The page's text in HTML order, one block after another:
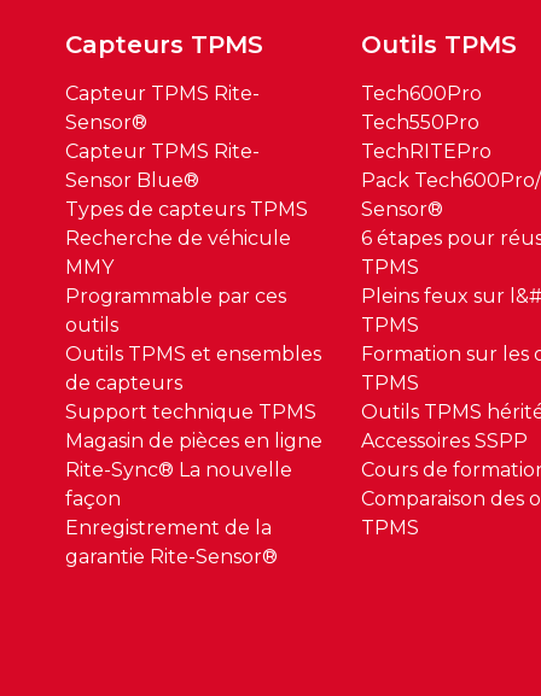
Capteurs TPMS
Capteur TPMS Rite-
Sensor®
Capteur TPMS Rite-
Sensor Blue®
Types de capteurs TPMS
Recherche de véhicule
MMY
Programmable par ces
outils
Outils TPMS et ensembles
de capteurs
Support technique TPMS
Magasin de pièces en ligne
Rite-Sync® La nouvelle
façon
Enregistrement de la
garantie Rite-Sensor®
Outils TPMS
Tech600Pro
Tech550Pro
TechRITEPro
Pack
Sensor®
6 étapes pour
TPMS
Pleins feux sur
TPMS
Formation sur les
TPMS
Outils TPMS
Accessoires SSPP
Cours de
Comparaison des
TPMS